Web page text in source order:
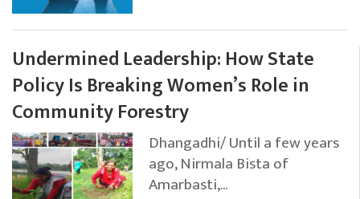
Undermined Leadership: How State
Policy Is Breaking Women’s Role in
Community Forestry
Dhangadhi/ Until a few years
ago, Nirmala Bista of
Amarbasti,...